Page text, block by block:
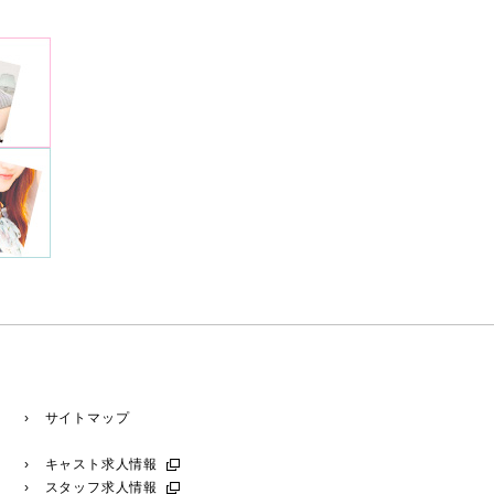
› サイトマップ
› キャスト求人情報
› スタッフ求人情報